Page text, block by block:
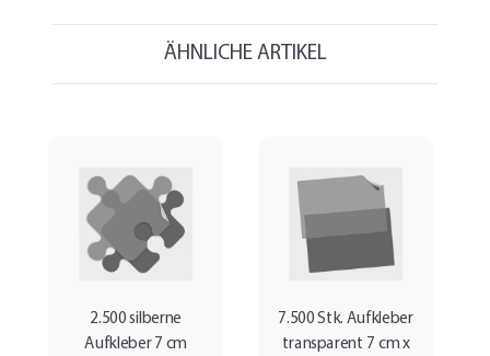
ÄHNLICHE ARTIKEL
2.500 silberne
Aufkleber 7 cm
7.500 Stk. Aufkleber
transparent 7 cm x